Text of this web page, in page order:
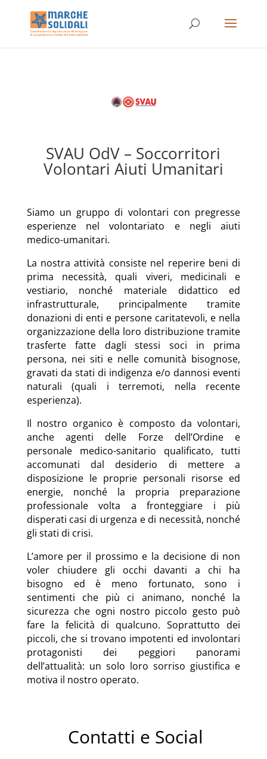
SVAU OdV – Soccorritori
Volontari Aiuti Umanitari
Siamo un gruppo di volontari con pregresse
esperienze nel volontariato e negli aiuti
medico-umanitari.
La nostra attività consiste nel reperire beni di
prima necessità, quali viveri, medicinali e
vestiario, nonché materiale didattico ed
infrastrutturale, principalmente tramite
donazioni di enti e persone caritatevoli, e nella
organizzazione della loro distribuzione tramite
trasferte fatte dagli stessi soci in prima
persona, nei siti e nelle comunità bisognose,
gravati da stati di indigenza e/o dannosi eventi
naturali (quali i terremoti, nella recente
esperienza).
Il nostro organico è composto da volontari,
anche agenti delle Forze dell’Ordine e
personale medico-sanitario qualificato, tutti
accomunati dal desiderio di mettere a
disposizione le proprie personali risorse ed
energie, nonché la propria preparazione
professionale volta a fronteggiare i più
disperati casi di urgenza e di necessità, nonché
gli stati di crisi.
L’amore per il prossimo e la decisione di non
voler chiudere gli occhi davanti a chi ha
bisogno ed è meno fortunato, sono i
sentimenti che più ci animano, nonché la
sicurezza che ogni nostro piccolo gesto può
fare la felicità di qualcuno. Soprattutto dei
piccoli, che si trovano impotenti ed involontari
protagonisti dei peggiori panorami
dell’attualità: un solo loro sorriso giustifica e
motiva il nostro operato.
Contatti e Social